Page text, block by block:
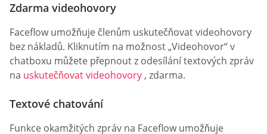
Zdarma videohovory
Faceflow umožňuje členům uskutečňovat videohovory
bez nákladů. Kliknutím na možnost „Videohovor“ v
chatboxu můžete přepnout z odesílání textových zpráv
na uskutečňovat videohovory, zdarma.
Textové chatování
Funkce okamžitých zpráv na Faceflow umožňuje